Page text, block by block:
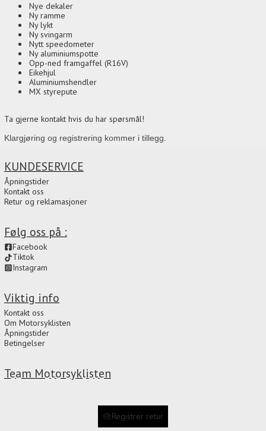
Nye dekaler
Ny ramme
Ny lykt
Ny svingarm
Nytt speedometer
Ny aluminiumspotte
Opp-ned framgaffel (R16V)
Eikehjul
Aluminiumshendler
MX styrepute
Ta gjerne kontakt hvis du har spørsmål!
Klargjøring og registrering kommer i tillegg.
Team Motorsyklisten
Viktig info
Kontakt oss
Om Motorsyklisten
Åpningstider
Betingelser
Følg oss på :
Facebook
Tiktok
Instagram
KUNDESERVICE
Åpningstider
Kontakt oss
Retur og reklamasjoner
Registrer retur